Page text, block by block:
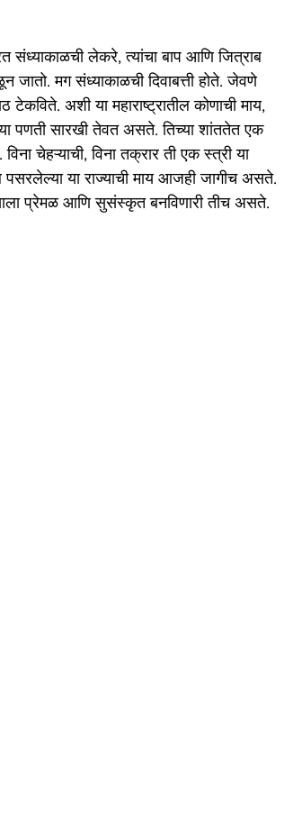
संध्याकाळची लेकरे, त्यांचा बाप आणि जित्राब
जातो. मग संध्याकाळची दिवाबत्ती होते. जेवणे
अशी या महाराष्ट्रातील कोणाची माय,
पणती सारखी तेवत असते. तिच्या शांततेत एक
चेहऱ्याची, विना तक्रार ती एक स्त्री या
या राज्याची माय आजही जागीच असते.
प्रेमळ आणि सुसंस्कृत बनविणारी तीच असते.